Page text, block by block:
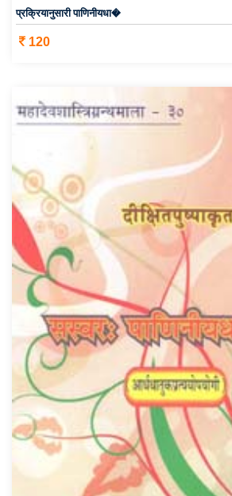
प्रक्रियानुसारी पाणिनीयधा�
120